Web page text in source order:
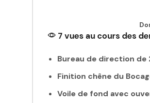
7 vues au cours des
Bureau de direction
Finition chêne du
Voile de fond avec